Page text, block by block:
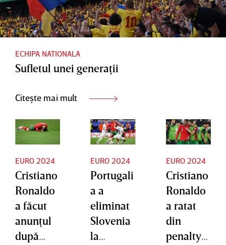
de la 11
metri
ECHIPA NATIONALA
Sufletul unei generaţii
Citește mai mult
EURO 2024
Cristiano
Ronaldo
a făcut
anunţul
după
EURO 2024
Portugali
a a
eliminat
Slovenia
la
EURO 2024
Cristiano
Ronaldo
a ratat
din
penalty